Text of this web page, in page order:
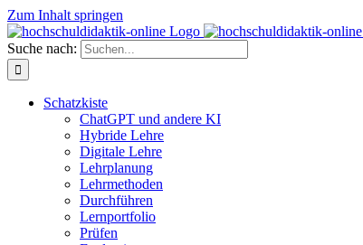
Zum Inhalt springen
Suche nach:
Schatzkiste
ChatGPT und andere KI
Hybride Lehre
Digitale Lehre
Lehrplanung
Lehrmethoden
Durchführen
Lernportfolio
Prüfen